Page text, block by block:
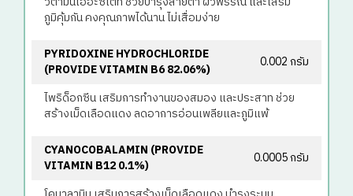
ภูมิคุ้มกัน คงคุณภาพได้นาน ไม่เสื่อมง่าย
PYRIDOXINE HYDROCHLORIDE
(PROVIDE VITAMIN B6 82.06%)
0.002 กรัม
ไพริด็อกซีน เสริมการทำงานของสมอง และประสาท ช่วย
สร้างเม็ดเลือดแดง ลดอาการอ่อนเพลียและภูมิแพ้
CYANOCOBALAMIN (PROVIDE
VITAMIN B12 0.1%)
0.0005 กรัม